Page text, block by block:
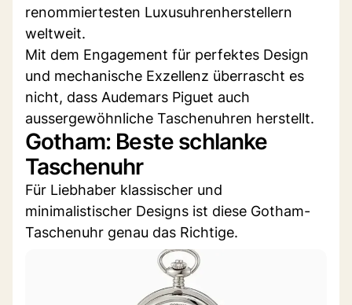
renommiertesten Luxusuhrenherstellern
weltweit.
Mit dem Engagement für perfektes Design
und mechanische Exzellenz überrascht es
nicht, dass Audemars Piguet auch
aussergewöhnliche Taschenuhren herstellt.
Gotham: Beste schlanke
Taschenuhr
Für Liebhaber klassischer und
minimalistischer Designs ist diese Gotham-
Taschenuhr genau das Richtige.